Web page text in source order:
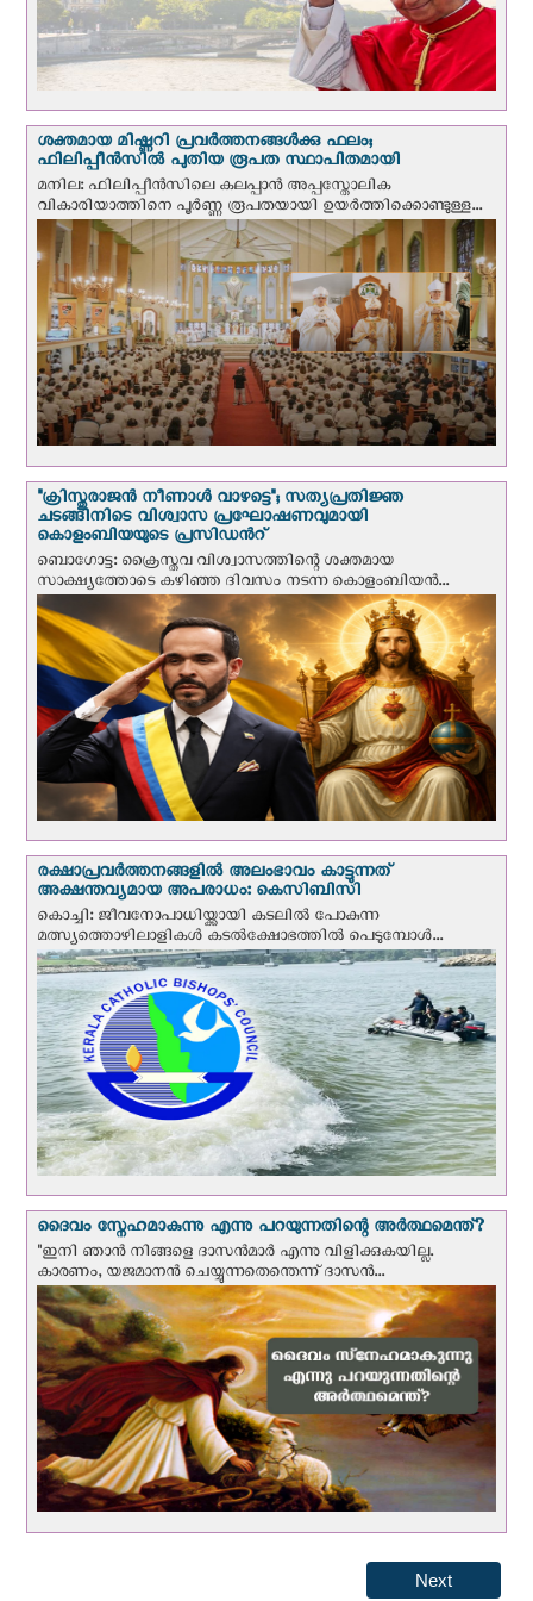
ശക്തമായ മിഷ്ണറി പ്രവർത്തനങ്ങൾക്കു ഫലം;
ഫിലിപ്പീൻസിൽ പുതിയ രൂപത സ്ഥാപിതമായി
മനില: ഫിലിപ്പീൻസിലെ കലപ്പാൻ അപ്പസ്തോലിക
വികാരിയാത്തിനെ പൂർണ്ണ രൂപതയായി ഉയർത്തിക്കൊണ്ടുള്ള...
"ക്രിസ്തുരാജന്‍ നീണാള്‍ വാഴട്ടെ"; സത്യപ്രതിജ്ഞ
ചടങ്ങിനിടെ വിശ്വാസ പ്രഘോഷണവുമായി
കൊളംബിയയുടെ പ്രസിഡന്‍റ്
ബൊഗോട്ട: ക്രൈസ്തവ വിശ്വാസത്തിന്റെ ശക്തമായ
സാക്ഷ്യത്തോടെ കഴിഞ്ഞ ദിവസം നടന്ന കൊളംബിയന്‍...
രക്ഷാപ്രവര്‍ത്തനങ്ങളില്‍ അലംഭാവം കാട്ടുന്നത്
അക്ഷന്തവ്യമായ അപരാധം: കെസിബിസി
കൊച്ചി: ജീവനോപാധിയ്ക്കായി കടലില്‍ പോകുന്ന
മത്സ്യത്തൊഴിലാളികള്‍ കടല്‍ക്ഷോഭത്തില്‍ പെടുമ്പോള്‍...
ദൈവം സ്നേഹമാകുന്നു എന്നു പറയുന്നതിന്റെ അർത്ഥമെന്ത്?
"ഇനി ഞാന്‍ നിങ്ങളെ ദാസന്‍മാര്‍ എന്നു വിളിക്കുകയില്ല.
കാരണം, യജമാനന്‍ ചെയ്യുന്നതെന്തെന്ന് ദാസന്‍...
Next